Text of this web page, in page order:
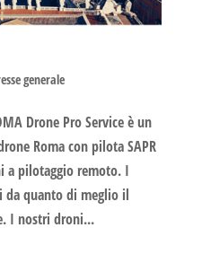
generale
Drone Pro Service è un
Roma con pilota SAPR
a pilotaggio remoto. I
da quanto di meglio il
I nostri droni...